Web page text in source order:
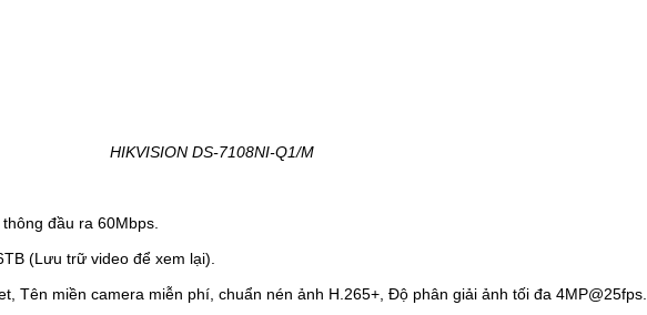
HIKVISION DS-7108NI-Q1/M
đầu ra 60Mbps.
(Lưu trữ video để xem lại).
Tên miền camera miễn phí, chuẩn nén ảnh H.265+, Độ phân giải ảnh tối đa 4MP@25fps.